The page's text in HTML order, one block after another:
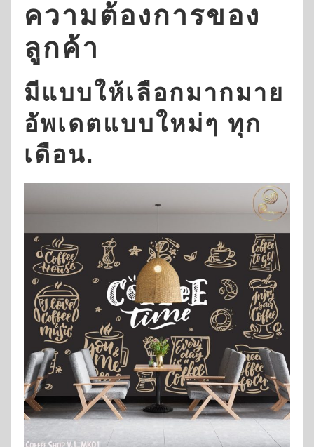
ความต้องการของ
ลูกค้า
มีแบบให้เลือกมากมาย
อัพเดตแบบใหม่ๆ ทุก
เดือน.